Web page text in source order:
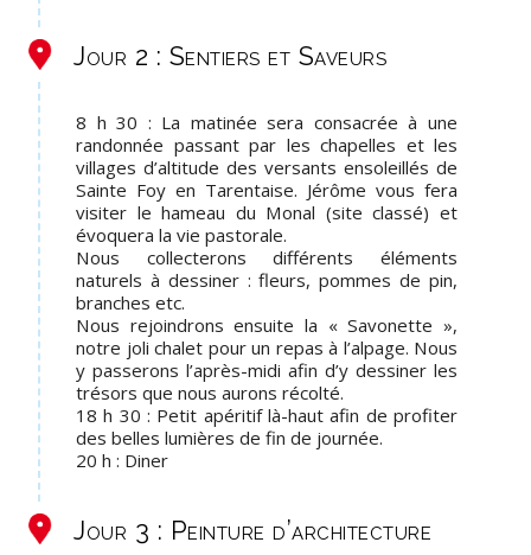
Jour 2 : Sentiers et Saveurs
8 h 30 : La matinée sera consacrée à une
randonnée passant par les chapelles et les
villages d’altitude des versants ensoleillés de
Sainte Foy en Tarentaise. Jérôme vous fera
visiter le hameau du Monal (site classé) et
évoquera la vie pastorale.
Nous collecterons différents éléments
naturels à dessiner : fleurs, pommes de pin,
branches etc.
Nous rejoindrons ensuite la « Savonette »,
notre joli chalet pour un repas à l’alpage. Nous
y passerons l’après-midi afin d’y dessiner les
trésors que nous aurons récolté.
18 h 30 : Petit apéritif là-haut afin de profiter
des belles lumières de fin de journée.
20 h : Diner
Jour 3 : Peinture d’architecture